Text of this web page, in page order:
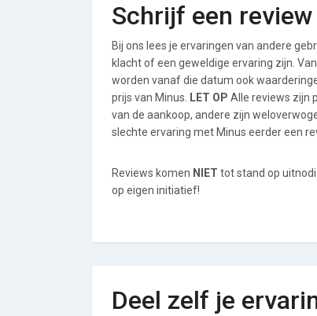
Schrijf een review
Bij ons lees je ervaringen van andere
klacht of een geweldige ervaring zijn.
worden vanaf die datum ook
prijs van Minus.
LET OP Alle reviews zijn
van de aankoop, andere zijn
slechte ervaring met Minus eerder een
Reviews komen NIET tot stand op
op eigen initiatief!
Deel zelf je